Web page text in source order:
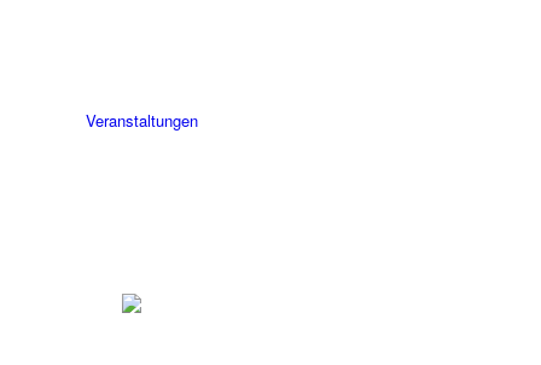
Veranstaltungen